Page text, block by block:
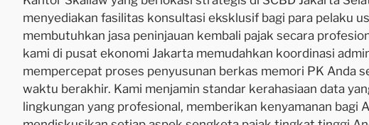
menyediakan fasilitas konsultasi eksklusif bagi para pelaku
membutuhkan jasa peninjauan kembali pajak secara
kami di pusat ekonomi Jakarta memudahkan koordinasi
mempercepat proses penyusunan berkas memori PK Anda
waktu berakhir. Kami menjamin standar kerahasiaan data
lingkungan yang profesional, memberikan kenyamanan bagi